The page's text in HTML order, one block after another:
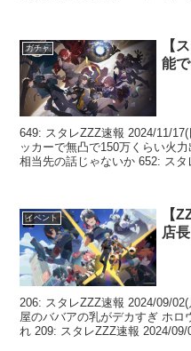
ガチャ
【
能
649: スタレZZZ速報 2024/11/
ッカーで無凸で150万くらい火
相当先の話じゃないか 652: ス
イベント
【
店
206: スタレZZZ速報 2024/09/
屋のババアの乳がデカすぎ ホロ
れ 209: スタレZZZ速報 2024/09/